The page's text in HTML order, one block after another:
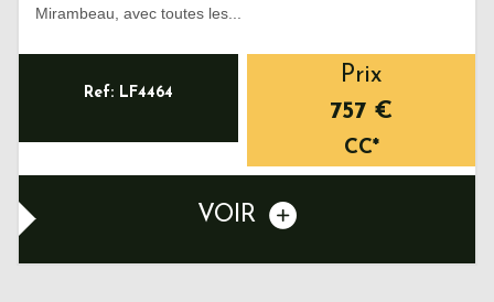
Mirambeau, avec toutes les...
Ref: LF4464
Prix
757 €
CC*
VOIR